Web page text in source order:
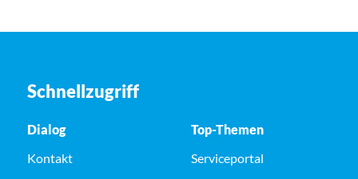
Schnellzugriff
Dialog
Kontakt
Top-Themen
Serviceportal